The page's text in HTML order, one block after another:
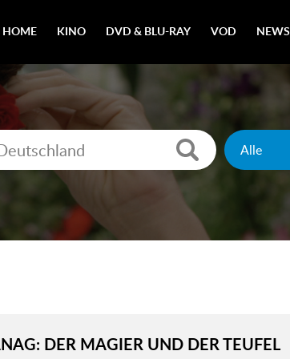
HOME KINO DVD & BLU-RAY VOD NEWS
DER MAGIER UND DER TEUFEL